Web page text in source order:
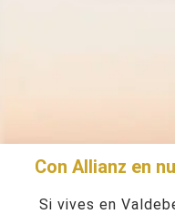
Con Allianz en
Si vives en